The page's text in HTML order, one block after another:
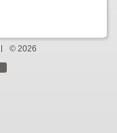
© 2026